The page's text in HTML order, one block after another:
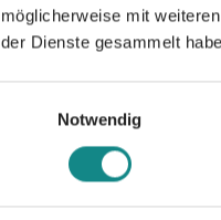
möglicherweise mit
der Dienste gesammelt
Notwendig